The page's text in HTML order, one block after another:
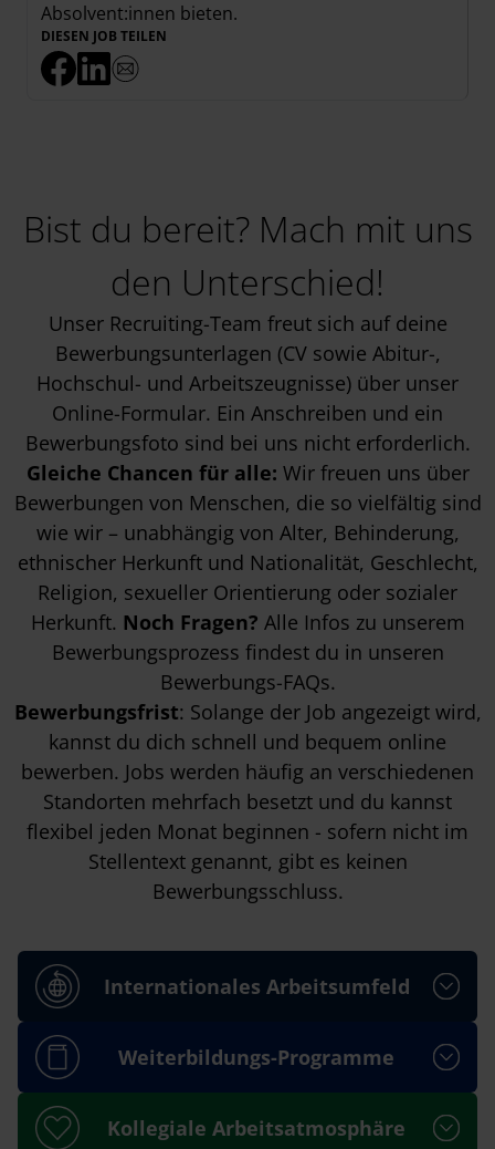
Absolvent:innen bieten.
DIESEN JOB TEILEN
Bist du bereit? Mach mit uns
den Unterschied!
Unser Recruiting-Team freut sich auf deine
Bewerbungsunterlagen (CV sowie Abitur-,
Hochschul- und Arbeitszeugnisse) über unser
Online-Formular. Ein Anschreiben und ein
Bewerbungsfoto sind bei uns nicht erforderlich.
Gleiche Chancen für alle: Wir freuen uns über
Bewerbungen von Menschen, die so vielfältig sind
wie wir – unabhängig von Alter, Behinderung,
ethnischer Herkunft und Nationalität, Geschlecht,
Religion, sexueller Orientierung oder sozialer
Herkunft. Noch Fragen? Alle Infos zu unserem
Bewerbungsprozess findest du in unseren
Bewerbungs-FAQs.
Bewerbungsfrist: Solange der Job angezeigt wird,
kannst du dich schnell und bequem online
bewerben. Jobs werden häufig an verschiedenen
Standorten mehrfach besetzt und du kannst
flexibel jeden Monat beginnen - sofern nicht im
Stellentext genannt, gibt es keinen
Bewerbungsschluss.
Internationales Arbeitsumfeld
Weiterbildungs-Programme
Kollegiale Arbeitsatmosphäre